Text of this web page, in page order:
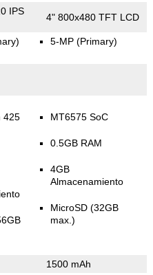
IPS
4" 800x480 TFT LCD
5-MP (Primary)
425
MT6575 SoC
0.5GB RAM
4GB
Almacenamiento
MicroSD (32GB
max.)
1500 mAh